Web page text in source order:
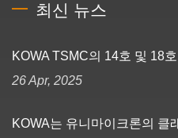
최신 뉴스
KOWA TSMC의 14호 및 18
26 Apr, 2025
KOWA는 유니마이크론의 클